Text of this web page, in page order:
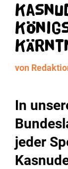
von
In
jeder